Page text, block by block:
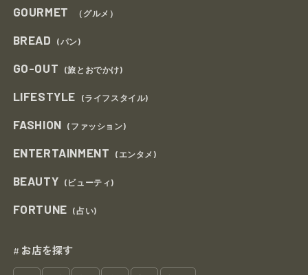
GOURMET （グルメ）
BREAD (パン)
GO-OUT (旅とおでかけ)
LIFESTYLE (ライフスタイル)
FASHION (ファッション)
ENTERTAINMENT (エンタメ)
BEAUTY (ビューティ)
FORTUNE (占い)
# お店を探す